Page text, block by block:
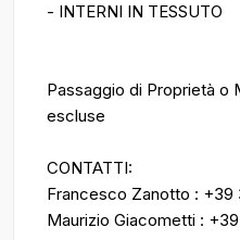
- INTERNI IN TESSUTO
Passaggio di Proprietà o
escluse
CONTATTI:
Francesco Zanotto : +39
Maurizio Giacometti :